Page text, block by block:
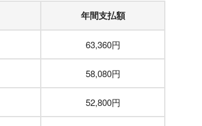
年間支払額
63,360円
58,080円
52,800円